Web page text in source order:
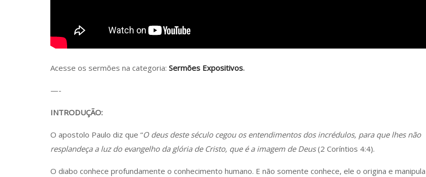
Acesse os sermões na categoria: Sermões Expositivos.
—-
INTRODUÇÃO:
O apostolo Paulo diz que “O deus deste século cegou os entendimentos dos incrédulos, para que lhes não
resplandeça a luz do evangelho da glória de Cristo, que é a imagem de Deus(2 Coríntios 4:4).
O diabo conhece profundamente o conhecimento humano. E não somente conhece, ele o origina e manipula